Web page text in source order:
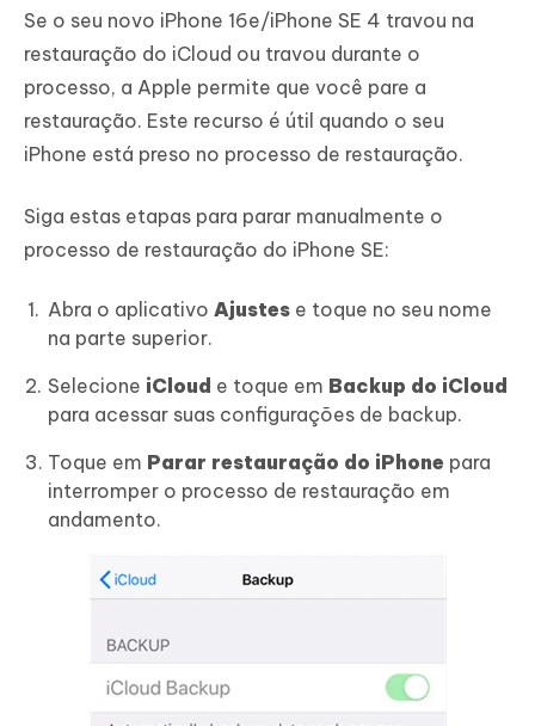
Se o seu novo iPhone 16e/iPhone SE 4 travou na
restauração do iCloud ou travou durante o
processo, a Apple permite que você pare a
restauração. Este recurso é útil quando o seu
iPhone está preso no processo de restauração.
Siga estas etapas para parar manualmente o
processo de restauração do iPhone SE:
Abra o aplicativo Ajustes e toque no seu nome
na parte superior.
Selecione iCloud e toque em Backup do iCloud
para acessar suas configurações de backup.
Toque em Parar restauração do iPhone para
interromper o processo de restauração em
andamento.